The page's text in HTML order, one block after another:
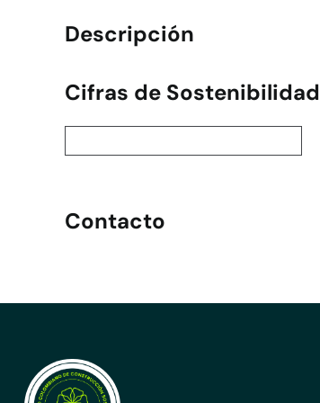
Descripción
Cifras de Sostenibilidad
Contacto